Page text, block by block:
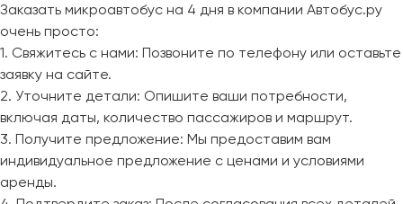
Заказать микроавтобус на 4 дня в компании Автобус.ру
очень просто:
1. Свяжитесь с нами: Позвоните по телефону или оставьте
заявку на сайте.
2. Уточните детали: Опишите ваши потребности,
включая даты, количество пассажиров и маршрут.
3. Получите предложение: Мы предоставим вам
индивидуальное предложение с ценами и условиями
аренды.